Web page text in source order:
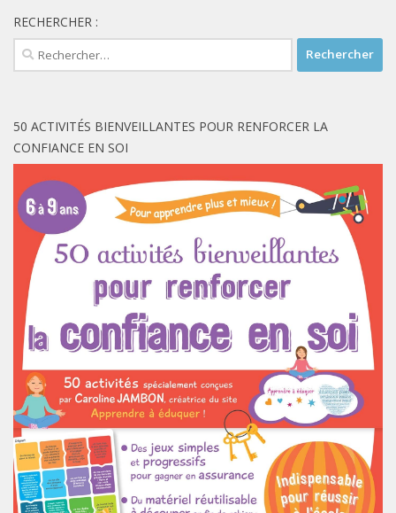
RECHERCHER :
Rechercher :
50 ACTIVITÉS BIENVEILLANTES POUR RENFORCER LA
CONFIANCE EN SOI